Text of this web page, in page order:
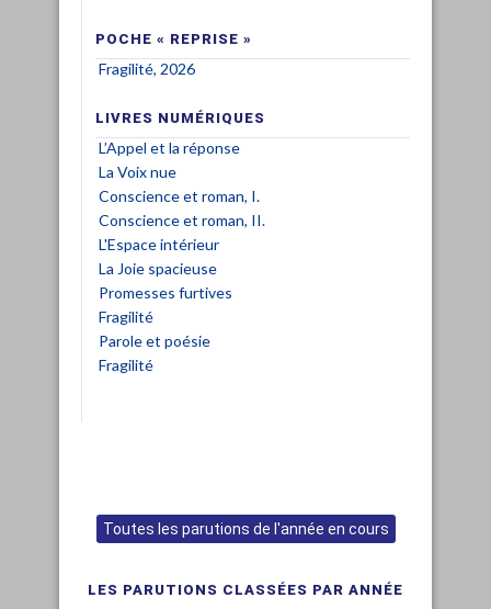
POCHE « REPRISE »
Fragilité, 2026
LIVRES NUMÉRIQUES
L’Appel et la réponse
La Voix nue
Conscience et roman, I.
Conscience et roman, II.
L'Espace intérieur
La Joie spacieuse
Promesses furtives
Fragilité
Parole et poésie
Fragilité
Toutes les parutions de l'année en cours
LES PARUTIONS CLASSÉES PAR ANNÉE